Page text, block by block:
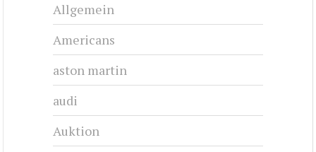
Allgemein
Americans
aston martin
audi
Auktion